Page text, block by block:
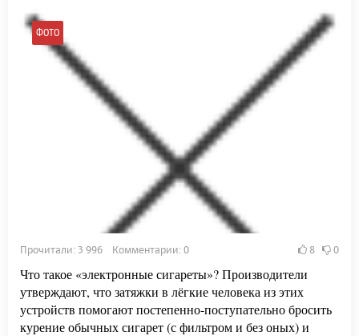
ФОТО
Прочитали: 3 996 Комментарии: 0 8 0
Что такое «электронные сигареты»? Производители
утверждают, что затяжки в лёгкие человека из этих
устройств помогают постепенно-поступательно бросить
курение обычных сигарет (с фильтром и без оных) и